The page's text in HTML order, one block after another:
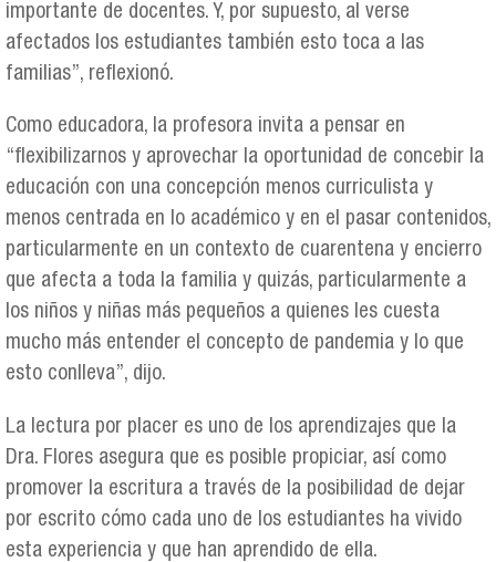
importante de docentes. Y, por supuesto, al verse
afectados los estudiantes también esto toca a las
familias”, reflexionó.
Como educadora, la profesora invita a pensar en
“flexibilizarnos y aprovechar la oportunidad de concebir la
educación con una concepción menos curriculista y
menos centrada en lo académico y en el pasar contenidos,
particularmente en un contexto de cuarentena y encierro
que afecta a toda la familia y quizás, particularmente a
los niños y niñas más pequeños a quienes les cuesta
mucho más entender el concepto de pandemia y lo que
esto conlleva”, dijo.
La lectura por placer es uno de los aprendizajes que la
Dra. Flores asegura que es posible propiciar, así como
promover la escritura a través de la posibilidad de dejar
por escrito cómo cada uno de los estudiantes ha vivido
esta experiencia y que han aprendido de ella.